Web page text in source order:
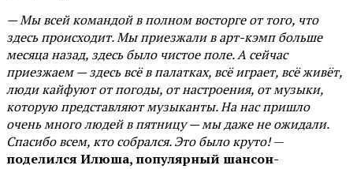
— Мы всей командой в полном восторге от того, что
здесь происходит. Мы приезжали в арт-кэмп больше
месяца назад, здесь было чистое поле. А сейчас
приезжаем — здесь всё в палатках, всё играет, всё живёт,
люди кайфуют от погоды, от настроения, от музыки,
которую представляют музыканты. На нас пришло
очень много людей в пятницу — мы даже не ожидали.
Спасибо всем, кто собрался. Это было круто!—
поделился Илюша, популярный шансон-